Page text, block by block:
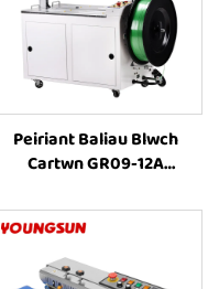
Peiriant Baliau Blwch
Cartwn GR09-12A
Cyflawn Awtomatig ar
gyfer Blwch Cartwn PET, Ar
werth